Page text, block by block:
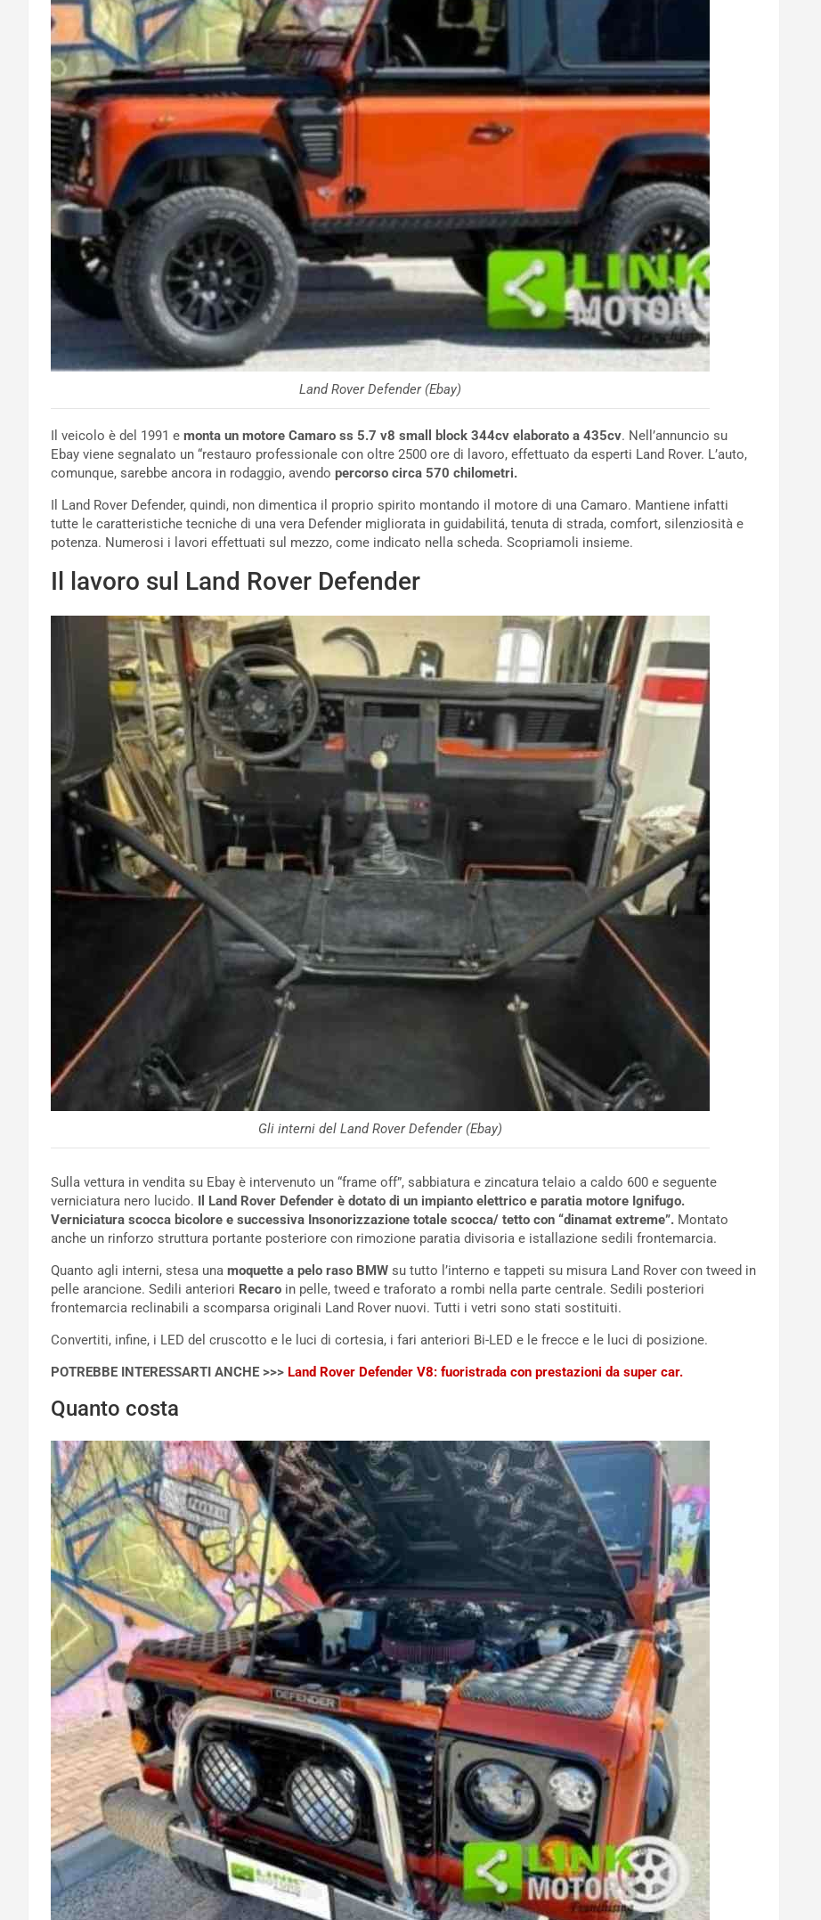
Land Rover Defender (Ebay)
Il veicolo è del 1991 e monta un motore Camaro ss 5.7 v8 small block 344cv elaborato a 435cv. Nell’annuncio su
Ebay viene segnalato un “restauro professionale con oltre 2500 ore di lavoro, effettuato da esperti Land Rover. L’auto,
comunque, sarebbe ancora in rodaggio, avendo percorso circa 570 chilometri.
Il Land Rover Defender, quindi, non dimentica il proprio spirito montando il motore di una Camaro. Mantiene infatti
tutte le caratteristiche tecniche di una vera Defender migliorata in guidabilitá, tenuta di strada, comfort, silenziosità e
potenza. Numerosi i lavori effettuati sul mezzo, come indicato nella scheda. Scopriamoli insieme.
Il lavoro sul Land Rover Defender
Gli interni del Land Rover Defender (Ebay)
Sulla vettura in vendita su Ebay è intervenuto un “frame off”, sabbiatura e zincatura telaio a caldo 600 e seguente
verniciatura nero lucido.
Il Land Rover Defender è dotato di un impianto elettrico e paratia motore Ignifugo.
Verniciatura scocca bicolore e successiva Insonorizzazione totale scocca/ tetto con “dinamat extreme”. Montato
anche un rinforzo struttura portante posteriore con rimozione paratia divisoria e istallazione sedili frontemarcia.
Quanto agli interni, stesa una moquette a pelo raso BMW su tutto l’interno e tappeti su misura Land Rover con tweed in
pelle arancione. Sedili anteriori Recaro in pelle, tweed e traforato a rombi nella parte centrale. Sedili posteriori
frontemarcia reclinabili a scomparsa originali Land Rover nuovi. Tutti i vetri sono stati sostituiti.
Convertiti, infine, i LED del cruscotto e le luci di cortesia, i fari anteriori Bi-LED e le frecce e le luci di posizione.
POTREBBE INTERESSARTI ANCHE >>> Land Rover Defender V8: fuoristrada con prestazioni da super car.
Quanto costa